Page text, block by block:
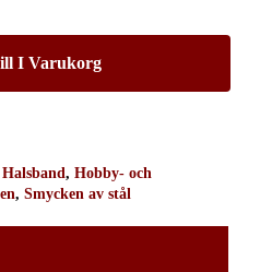
I Varukorg
, Hobby- och
, Smycken av stål